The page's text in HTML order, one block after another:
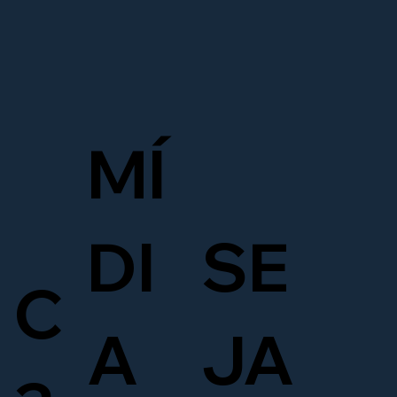
C
SE
JA
MÍ
DI
A